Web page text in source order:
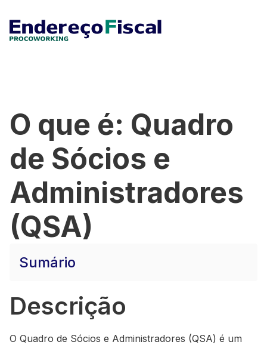
O que é: Quadro
de Sócios e
Administradores
(QSA)
Sumário
Descrição
O Quadro de Sócios e Administradores (QSA) é um